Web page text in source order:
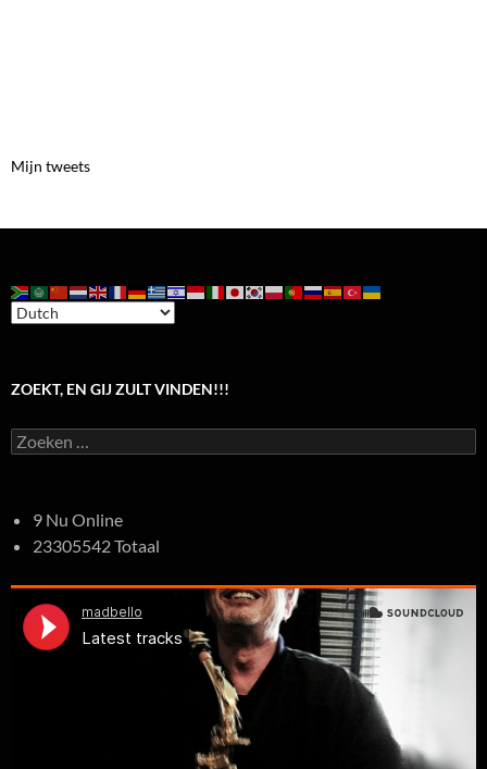
Mijn tweets
ZOEKT, EN GIJ ZULT VINDEN!!!
Zoeken
naar:
9 Nu Online
23305542 Totaal